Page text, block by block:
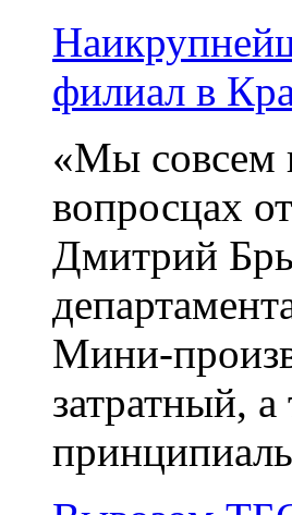
филиал в
«Мы совсем
вопросцах
Дмитрий
Мини-
затратный,